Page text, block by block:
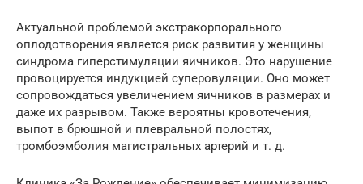
Актуальной проблемой экстракорпорального
оплодотворения является риск развития у женщины
синдрома гиперстимуляции яичников. Это нарушение
провоцируется индукцией суперовуляции. Оно может
сопровождаться увеличением яичников в размерах и
даже их разрывом. Также вероятны кровотечения,
выпот в брюшной и плевральной полостях,
тромбоэмболия магистральных артерий и т. д.